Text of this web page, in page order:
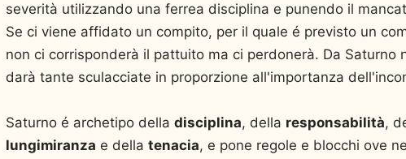
severità utilizzando una ferrea disciplina e punendo il
Se ci viene affidato un compito, per il quale é previsto un
non ci corrisponderà il pattuito ma ci perdonerà. Da Saturno
darà tante sculacciate in proporzione all'importanza
Saturno é archetipo della disciplina, della responsabilità,
lungimiranza e della tenacia, e pone regole e blocchi ove